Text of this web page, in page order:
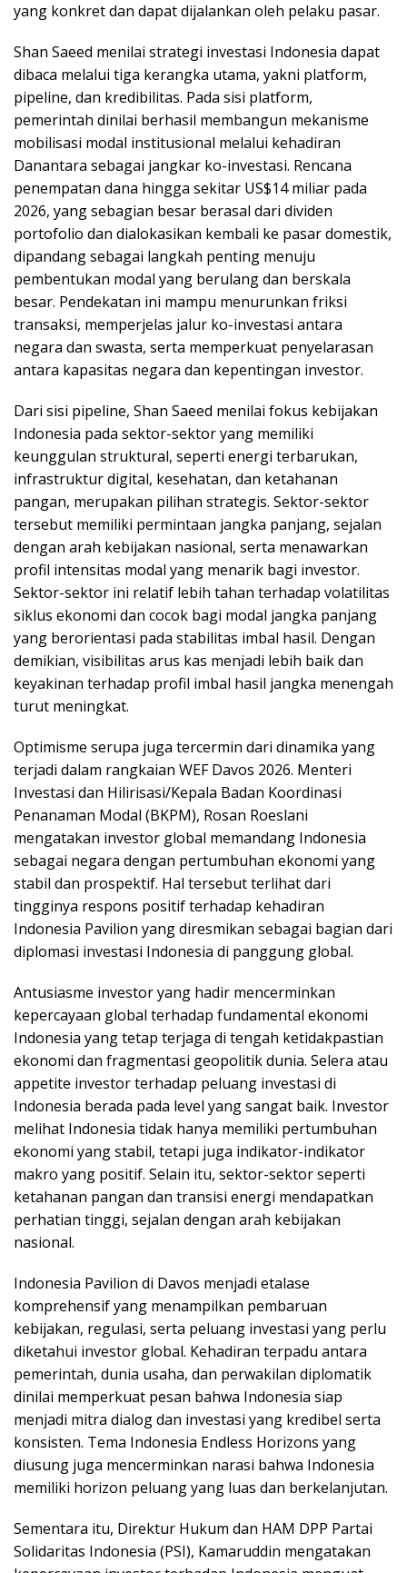
yang konkret dan dapat dijalankan oleh pelaku pasar.
Shan Saeed menilai strategi investasi Indonesia dapat
dibaca melalui tiga kerangka utama, yakni platform,
pipeline, dan kredibilitas. Pada sisi platform,
pemerintah dinilai berhasil membangun mekanisme
mobilisasi modal institusional melalui kehadiran
Danantara sebagai jangkar ko-investasi. Rencana
penempatan dana hingga sekitar US$14 miliar pada
2026, yang sebagian besar berasal dari dividen
portofolio dan dialokasikan kembali ke pasar domestik,
dipandang sebagai langkah penting menuju
pembentukan modal yang berulang dan berskala
besar. Pendekatan ini mampu menurunkan friksi
transaksi, memperjelas jalur ko-investasi antara
negara dan swasta, serta memperkuat penyelarasan
antara kapasitas negara dan kepentingan investor.
Dari sisi pipeline, Shan Saeed menilai fokus kebijakan
Indonesia pada sektor-sektor yang memiliki
keunggulan struktural, seperti energi terbarukan,
infrastruktur digital, kesehatan, dan ketahanan
pangan, merupakan pilihan strategis. Sektor-sektor
tersebut memiliki permintaan jangka panjang, sejalan
dengan arah kebijakan nasional, serta menawarkan
profil intensitas modal yang menarik bagi investor.
Sektor-sektor ini relatif lebih tahan terhadap volatilitas
siklus ekonomi dan cocok bagi modal jangka panjang
yang berorientasi pada stabilitas imbal hasil. Dengan
demikian, visibilitas arus kas menjadi lebih baik dan
keyakinan terhadap profil imbal hasil jangka menengah
turut meningkat.
Optimisme serupa juga tercermin dari dinamika yang
terjadi dalam rangkaian WEF Davos 2026. Menteri
Investasi dan Hilirisasi/Kepala Badan Koordinasi
Penanaman Modal (BKPM), Rosan Roeslani
mengatakan investor global memandang Indonesia
sebagai negara dengan pertumbuhan ekonomi yang
stabil dan prospektif. Hal tersebut terlihat dari
tingginya respons positif terhadap kehadiran
Indonesia Pavilion yang diresmikan sebagai bagian dari
diplomasi investasi Indonesia di panggung global.
Antusiasme investor yang hadir mencerminkan
kepercayaan global terhadap fundamental ekonomi
Indonesia yang tetap terjaga di tengah ketidakpastian
ekonomi dan fragmentasi geopolitik dunia. Selera atau
appetite investor terhadap peluang investasi di
Indonesia berada pada level yang sangat baik. Investor
melihat Indonesia tidak hanya memiliki pertumbuhan
ekonomi yang stabil, tetapi juga indikator-indikator
makro yang positif. Selain itu, sektor-sektor seperti
ketahanan pangan dan transisi energi mendapatkan
perhatian tinggi, sejalan dengan arah kebijakan
nasional.
Indonesia Pavilion di Davos menjadi etalase
komprehensif yang menampilkan pembaruan
kebijakan, regulasi, serta peluang investasi yang perlu
diketahui investor global. Kehadiran terpadu antara
pemerintah, dunia usaha, dan perwakilan diplomatik
dinilai memperkuat pesan bahwa Indonesia siap
menjadi mitra dialog dan investasi yang kredibel serta
konsisten. Tema Indonesia Endless Horizons yang
diusung juga mencerminkan narasi bahwa Indonesia
memiliki horizon peluang yang luas dan berkelanjutan.
Sementara itu, Direktur Hukum dan HAM DPP Partai
Solidaritas Indonesia (PSI), Kamaruddin mengatakan